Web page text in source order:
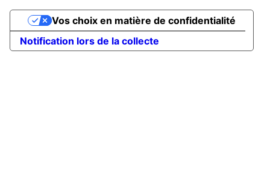
Notification lors de la collecte
Vos choix en matière de confidentialité